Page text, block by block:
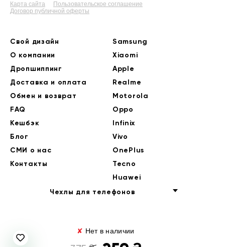
✘ Нет в наличии
Карта сайта
Пользовательское соглашение
Договор публичной оферты
Свой дизайн
О компании
Дропшиппинг
Доставка и оплата
Обмен и возврат
FAQ
Кешбэк
Блог
СМИ о нас
Контакты
Samsung
Xiaomi
Apple
Realme
Motorola
Oppo
Infinix
Vivo
OnePlus
Tecno
Huawei
Чехлы для телефонов